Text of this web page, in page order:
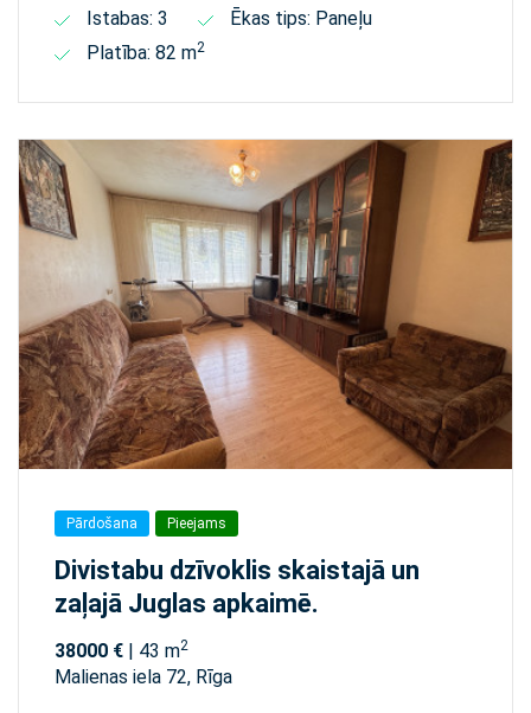
Istabas: 3
Ēkas tips: Paneļu
Platība: 82 m2
Pārdošana Pieejams
Divistabu dzīvoklis skaistajā un
zaļajā Juglas apkaimē.
38000 € | 43 m2
Malienas iela 72, Rīga